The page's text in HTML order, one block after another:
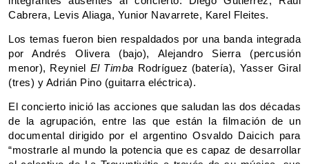
Cabrera, Levis Aliaga, Yunior Navarrete, Karel Fleites.
Los temas fueron bien respaldados por una banda integrada
por Andrés Olivera (bajo), Alejandro Sierra (percusión
menor), Reyniel El Timba Rodríguez (batería), Yasser Giral
(tres) y Adrián Pino (guitarra eléctrica).
El concierto inició las acciones que saludan las dos décadas
de la agrupación, entre las que están la filmación de un
documental dirigido por el argentino Osvaldo Daicich para
“mostrarle al mundo la potencia que es capaz de desarrollar